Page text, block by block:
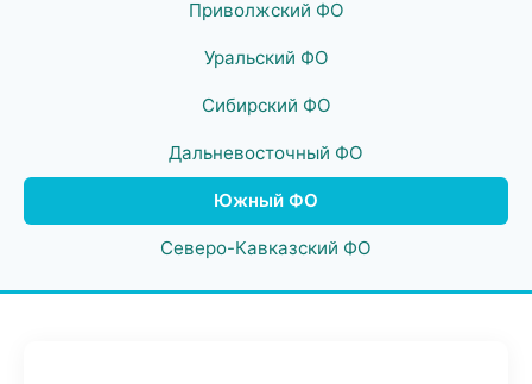
Приволжский ФО
Уральский ФО
Сибирский ФО
Дальневосточный ФО
Южный ФО
Северо-Кавказский ФО